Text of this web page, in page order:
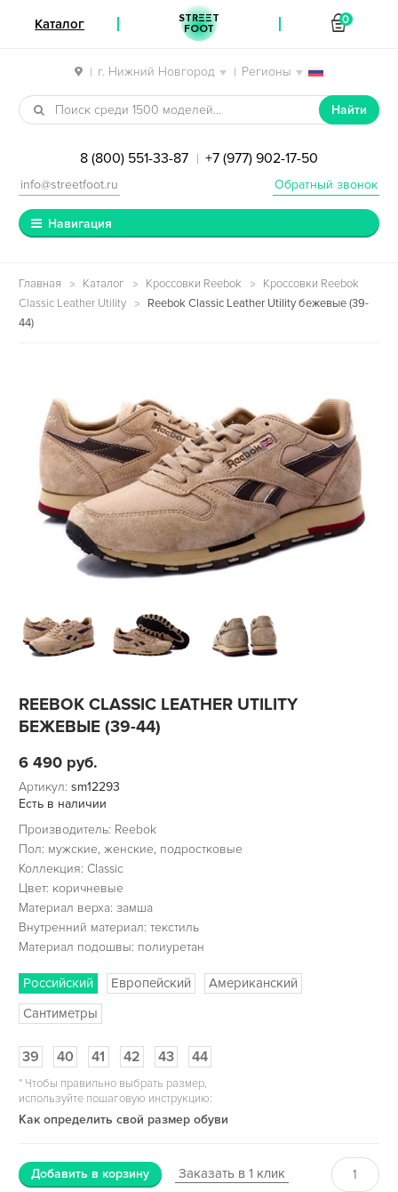
| г. Нижний Новгород | Регионы
Перейти к навигации
Перейти к содержимому
Найти
8 (800) 551-33-87 | +7 (977) 902-17-50
Обратный звонок
info@streetfoot.ru
Навигация
Главная Каталог Кроссовки Reebok
Кроссовки Reebok
Classic Leather Utility
Reebok Classic Leather Utility бежевые (39-
44)
REEBOK CLASSIC LEATHER UTILITY
БЕЖЕВЫЕ (39-44)
6 490 руб.
Артикул: sm12293
Есть в наличии
Производитель: Reebok
Пол: мужские, женские, подростковые
Коллекция: Classic
Цвет: коричневые
Материал верха: замша
Внутренний материал: текстиль
Материал подошвы: полиуретан
Российский Европейский
Американский
Сантиметры
39 40 41 42 43 44
*Чтобы правильно выбрать размер,
используйте пошаговую инструкцию:
Как определить свой размер обуви
Добавить в корзину Заказать в 1 клик
Каталог STREET
FOOT
0